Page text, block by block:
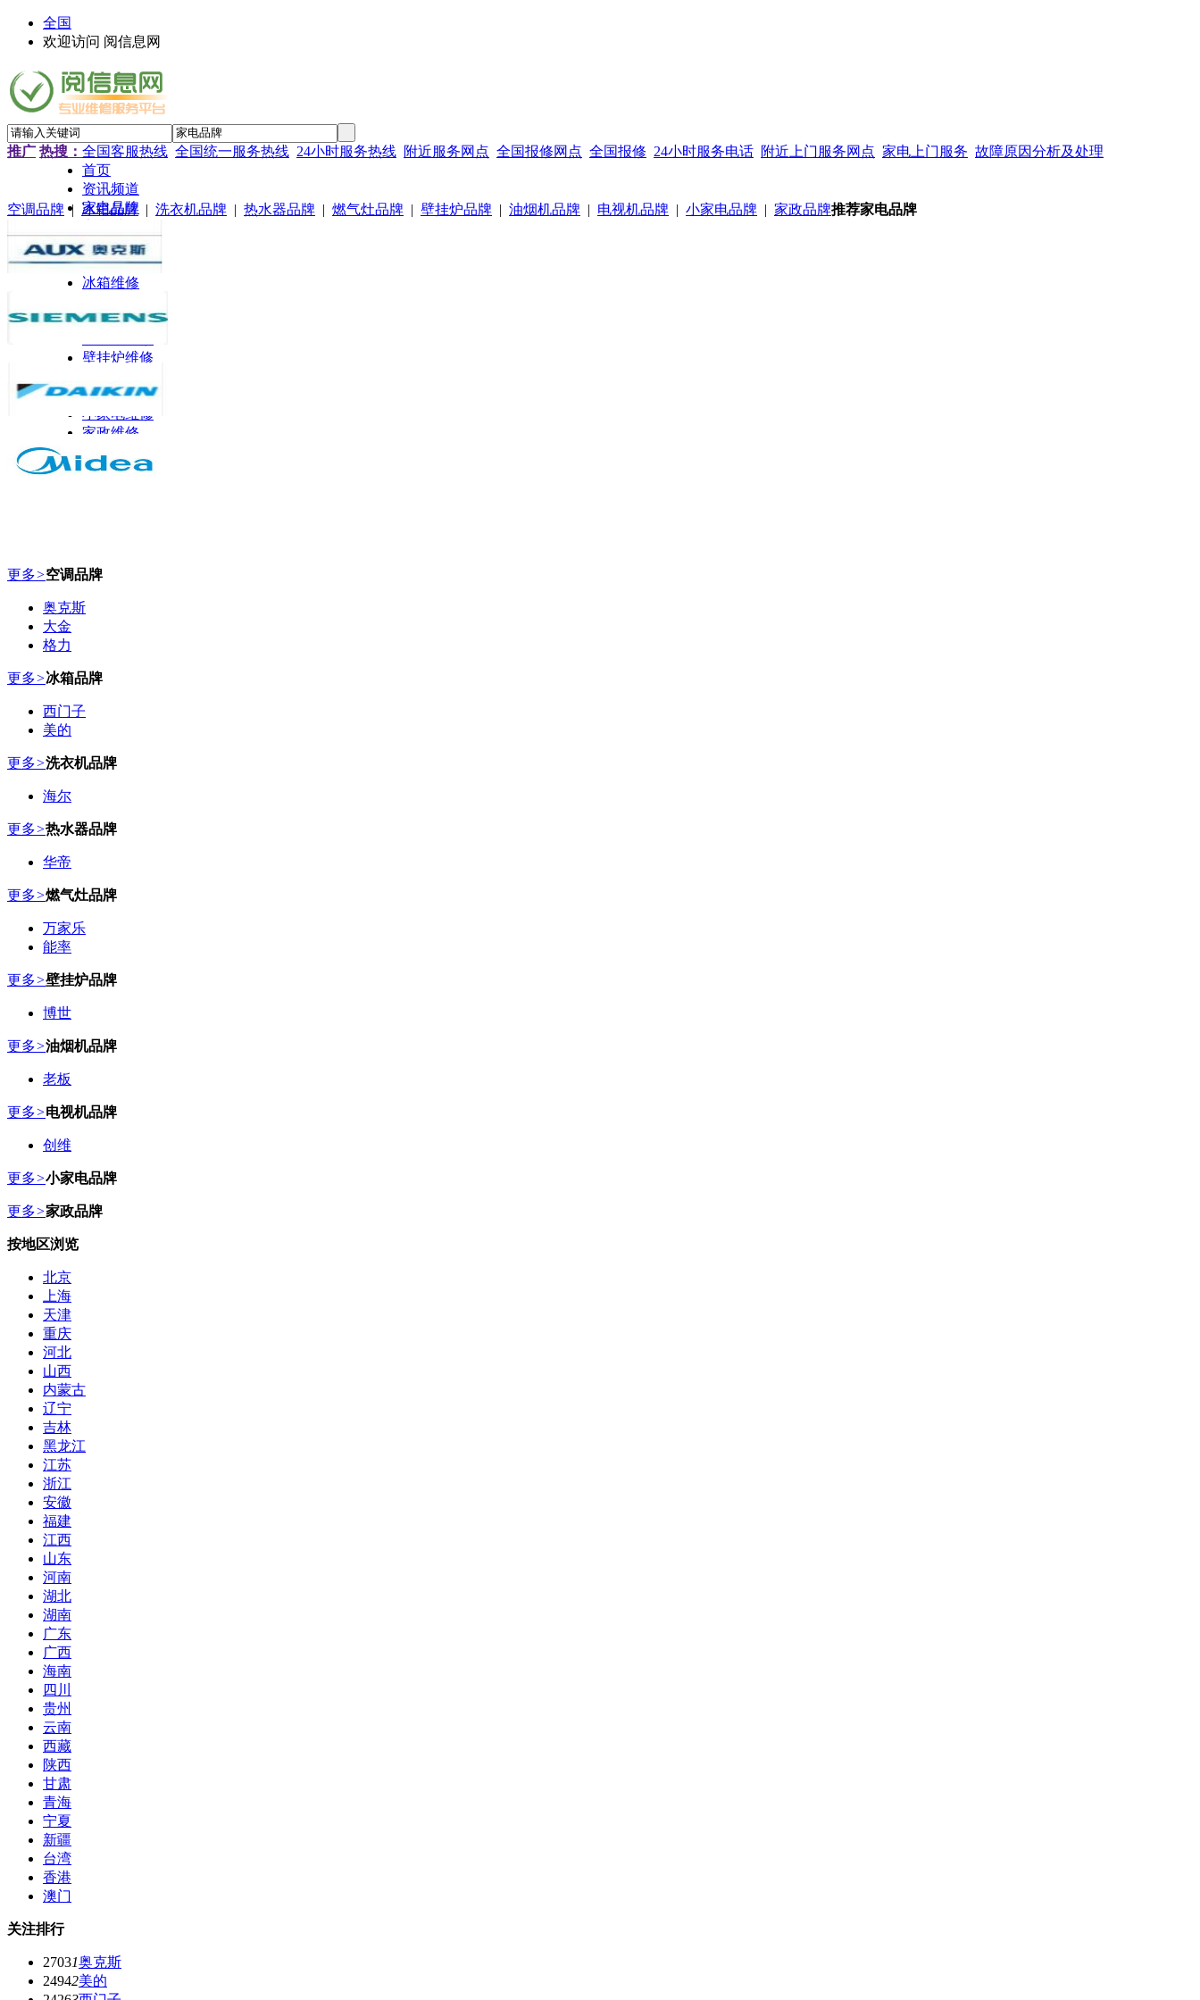
全国
欢迎访问 阅信息网
推广 热搜： 全国客服热线 全国统一服务热线 24小时服务热线 附近服务网点 全国报修网点 全国报修 24小时服务电话 附近上门服务网点 家电上门服务 故障原因分析及处理
首页
资讯频道
家电品牌
维修知识
空调维修
冰箱维修
燃气灶维修
壁挂炉维修
电视机维修
小家电维修
家政维修
空调品牌 | 冰箱品牌| 洗衣机品牌 | 热水器品牌 | 燃气灶品牌 | 壁挂炉品牌 | 油烟机品牌 | 电视机品牌 | 小家电品牌 | 家政品牌推荐家电品牌
更多>空调品牌
奥克斯
大金
格力
更多>冰箱品牌
西门子
美的
更多>洗衣机品牌
海尔
更多>热水器品牌
华帝
更多>燃气灶品牌
万家乐
能率
更多>壁挂炉品牌
博世
更多>油烟机品牌
老板
更多>电视机品牌
创维
更多>小家电品牌
更多>家政品牌
按地区浏览
北京
上海
天津
重庆
河北
山西
内蒙古
辽宁
吉林
黑龙江
江苏
浙江
安徽
福建
江西
山东
河南
湖北
湖南
广东
广西
海南
四川
贵州
云南
西藏
陕西
甘肃
青海
宁夏
新疆
台湾
香港
澳门
关注排行
27031奥克斯
24942美的